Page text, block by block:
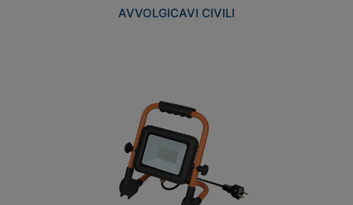
AVVOLGICAVI CIVILI